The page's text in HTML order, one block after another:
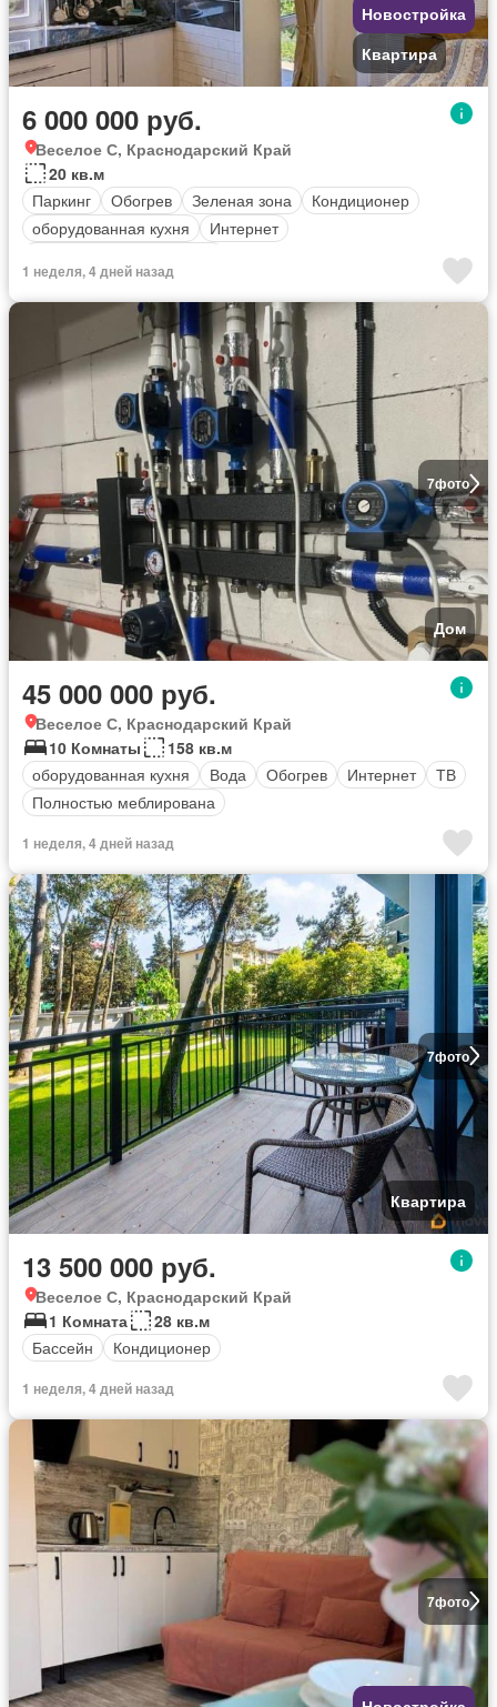
Новостройка
Квартира
6 000 000 руб.
Веселое С, Краснодарский Край
20 кв.м
Паркинг
Обогрев Зеленая зона
Кондиционер
оборудованная кухня
Интернет
1 неделя, 4 дней назад
7фото
Дом
45 000 000 руб.
Веселое С, Краснодарский Край
10 Комнаты
158 кв.м
оборудованная кухня
Вода Обогрев Интернет
ТВ
Полностью меблирована
1 неделя, 4 дней назад
7фото
Квартира
13 500 000 руб.
Веселое С, Краснодарский Край
1 Комната
28 кв.м
Бассейн
Кондиционер
1 неделя, 4 дней назад
7фото